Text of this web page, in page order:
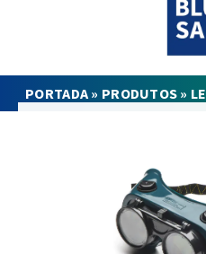
PORTADA» PRODUTOS »